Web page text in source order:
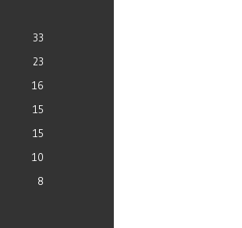
33
23
16
15
15
10
8